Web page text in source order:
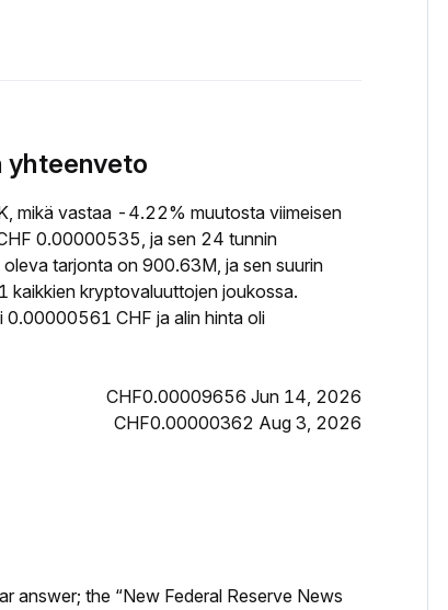
yhteenveto
mikä vastaa -4.22% muutosta viimeisen
0.00000535, ja sen 24 tunnin
tarjonta on 900.63M, ja sen suurin
kryptovaluuttojen joukossa.
0.00000561 CHF ja alin hinta oli
CHF0.00009656 Jun 14, 2026
CHF0.00000362 Aug 3, 2026
answer; the “New Federal Reserve News